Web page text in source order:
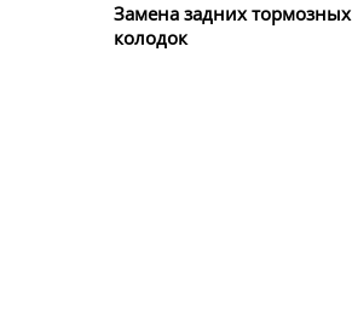
Замена задних тормозных
колодок